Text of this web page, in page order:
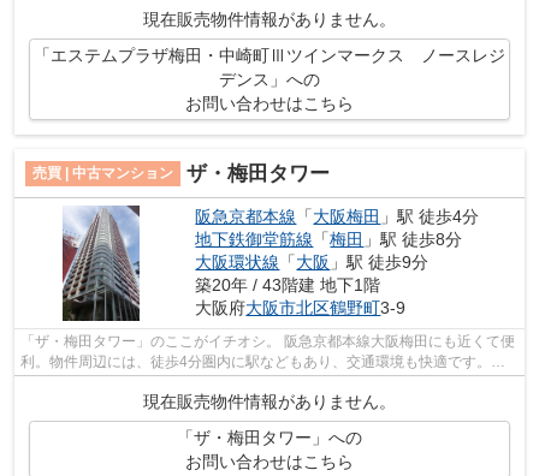
現在販売物件情報がありません。
「エステムプラザ梅田・中崎町Ⅲツインマークス ノースレジ
デンス」への
お問い合わせはこちら
売買 | 中古マンション ザ・梅田タワー
阪急京都本線 「大阪梅田 」駅 徒歩4分
地下鉄御堂筋線 「梅田 」駅 徒歩8分
大阪環状線 「大阪 」駅 徒歩9分
築20年 / 43階建 地下1階
大阪府大阪市北区鶴野町3-9
「ザ・梅田タワー」のここがイチオシ。 阪急京都本線大阪梅田にも近くて便
利。物件周辺には、徒歩4分圏内に駅などもあり、交通環境も快適です。窓
口まで行くのが面倒でも、大阪鶴野町...
現在販売物件情報がありません。
「ザ・梅田タワー」への
お問い合わせはこちら